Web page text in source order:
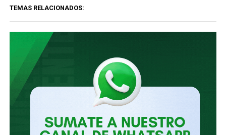
electrónico…
TEMAS RELACIONADOS: